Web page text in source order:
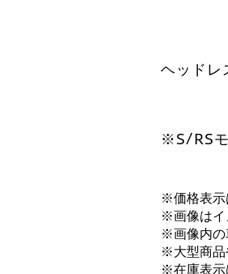
ヘッドレ
※S/RSモ
※価格表示
※画像はイ
※画像内の
※大型商品
※在庫表示